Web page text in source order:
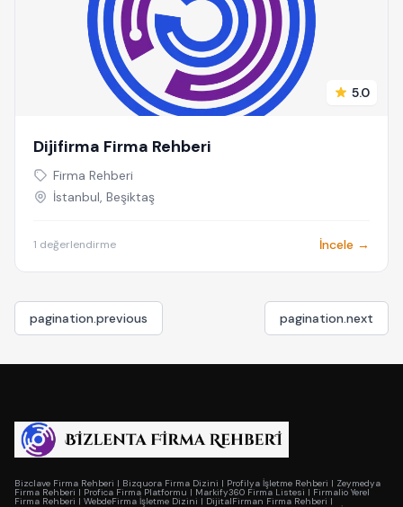
5.0
Dijifirma Firma Rehberi
Firma Rehberi
İstanbul, Beşiktaş
1 değerlendirme İncele →
pagination.previous pagination.next
Bizclave Firma Rehberi | Bizquora Firma Dizini | Profilya İşletme Rehberi | Zeymedya
Firma Rehberi | Profica Firma Platformu | Markify360 Firma Listesi | Firmalio Yerel
Firma Rehberi | WebdeFirma İşletme Dizini | DijitalFirman Firma Rehberi |